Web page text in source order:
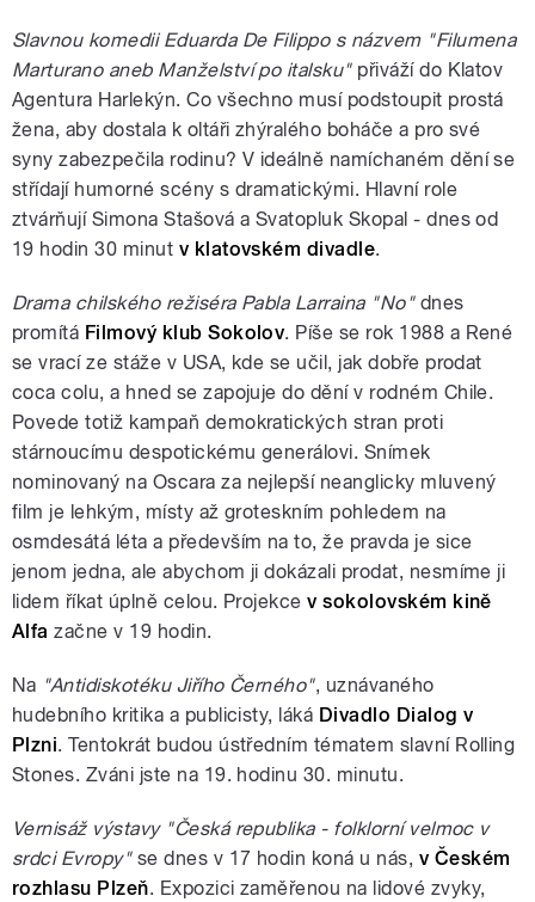
Slavnou komedii Eduarda De Filippo s názvem "Filumena
Marturano aneb Manželství po italsku"přiváží do Klatov
Agentura Harlekýn. Co všechno musí podstoupit prostá
žena, aby dostala k oltáři zhýralého boháče a pro své
syny zabezpečila rodinu? V ideálně namíchaném dění se
střídají humorné scény s dramatickými. Hlavní role
ztvárňují Simona Stašová a Svatopluk Skopal - dnes od
19 hodin 30 minut v klatovském divadle.
Drama chilského režiséra Pabla Larraina "No"dnes
promítá Filmový klub Sokolov. Píše se rok 1988 a René
se vrací ze stáže v USA, kde se učil, jak dobře prodat
coca colu, a hned se zapojuje do dění v rodném Chile.
Povede totiž kampaň demokratických stran proti
stárnoucímu despotickému generálovi. Snímek
nominovaný na Oscara za nejlepší neanglicky mluvený
film je lehkým, místy až groteskním pohledem na
osmdesátá léta a především na to, že pravda je sice
jenom jedna, ale abychom ji dokázali prodat, nesmíme ji
lidem říkat úplně celou. Projekcev sokolovském kině
Alfa začne v 19 hodin.
Na "Antidiskotéku Jiřího Černého", uznávaného
hudebního kritika a publicisty, láká Divadlo Dialog v
Plzni. Tentokrát budou ústředním tématem slavní Rolling
Stones. Zváni jste na 19. hodinu 30. minutu.
Vernisáž výstavy "Česká republika - folklorní velmoc v
srdci Evropy"se dnes v 17 hodin koná u nás, v Českém
rozhlasu Plzeň. Expozici zaměřenou na lidové zvyky,